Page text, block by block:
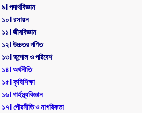
৯। পদার্থবিজ্ঞান
১০। রসায়ন
১১। জীববিজ্ঞান
১২। উচ্চতর গণিত
১৩। ভূগোল ও পরিবেশ
১৪। অর্থনীতি
১৫। কৃষিশিক্ষা
১৬। গার্হস্থ্যবিজ্ঞান
১৭। পৌরনীতি ও নাগরিকতা